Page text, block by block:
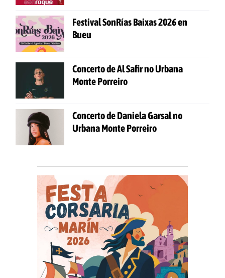
Festival SonRías Baixas 2026 en
Bueu
Concerto de Al Safir no Urbana
Monte Porreiro
Concerto de Daniela Garsal no
Urbana Monte Porreiro